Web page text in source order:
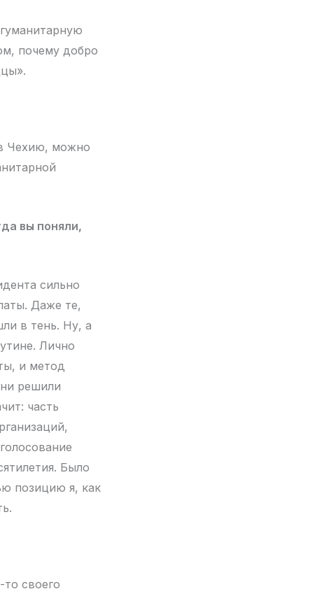
почему добро
Чехию, можно
вы поняли,
сильно
Даже те,
в тень. Ну, а
Лично
и метод
решили
часть
Было
позицию я, как
своего